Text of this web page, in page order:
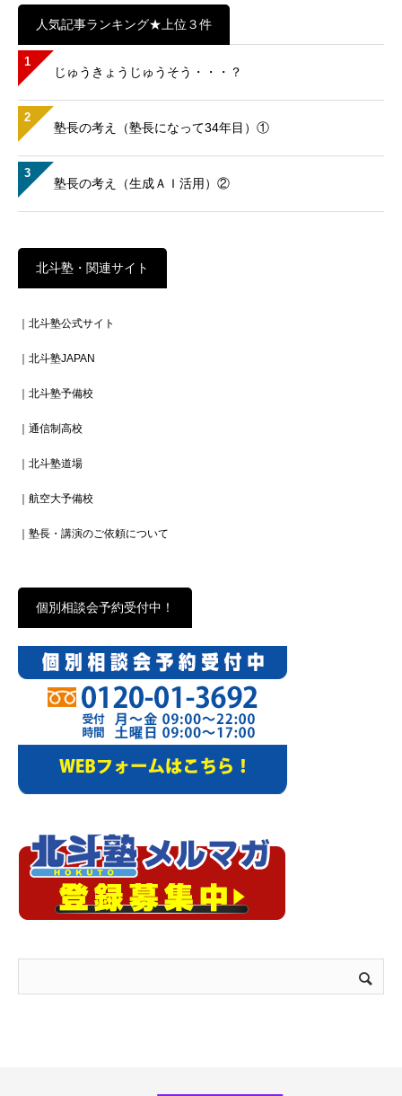
人気記事ランキング★上位３件
1
じゅうきょうじゅうそう・・・？
2
塾長の考え（塾長になって34年目）①
3
塾長の考え（生成ＡＩ活用）②
北斗塾・関連サイト
｜北斗塾公式サイト
｜北斗塾JAPAN
｜北斗塾予備校
｜通信制高校
｜北斗塾道場
｜航空大予備校
｜塾長・講演のご依頼について
個別相談会予約受付中！